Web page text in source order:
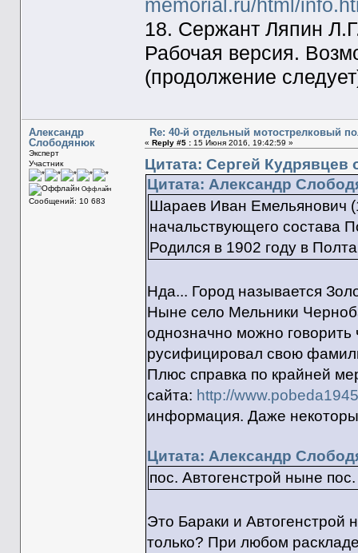
memorial.ru/html/
18. Сержант Ляпин
Рабочая версия.
(продолжение
Александр
Слободянюк
Эксперт
Участник
Оффлайн
Сообщений: 10 683
Re: 40-й отдельный мотострелковый
« Reply #5 :15 Июня 2016, 19:42:59 »
Цитата: Сергей Кудрявцев
Цитата: Александр
Шараев Иван Емельянович
начальствующего состава
Родился в 1902 году в
Нда... Город называется
Ныне село Мельники
однозначно можно говорить
русифицировал свою
Плюс справка по крайней
сайта: http://
информация. Даже
Цитата: Александр
пос. Автогенстрой ныне
Это Бараки и
только? При любом